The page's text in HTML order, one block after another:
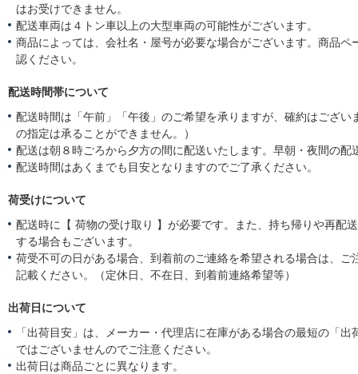
はお受けできません。
配送車両は４トン車以上の大型車両の可能性がございます。
商品によっては、会社名・屋号が必要な場合がございます。商品ペ
認ください。
配送時間帯について
配送時間は「午前」「午後」のご希望を承りますが、確約はござい
の指定は承ることができません。）
配送は朝８時ごろから夕方の間に配送いたします。早朝・夜間の配
配送時間はあくまでも目安となりますのでご了承ください。
荷受けについて
配送時に【 荷物の受け取り 】が必要です。また、持ち帰りや再配
する場合もございます。
荷受不可の日がある場合、到着前のご連絡を希望される場合は、ご
記載ください。（定休日、不在日、到着前連絡希望等）
出荷日について
「出荷目安」は、メーカー・代理店に在庫がある場合の最短の「出
ではございませんのでご注意ください。
出荷日は商品ごとに異なります。